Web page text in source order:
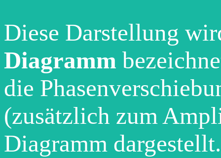
Diese Darstellung
Diagramm
die
(zusätzlich zum
Diagramm dargestellt.